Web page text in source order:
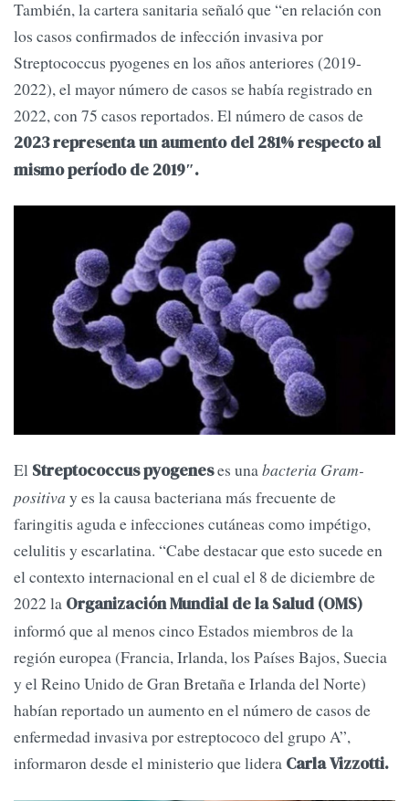
También, la cartera sanitaria señaló que “en relación con
los casos confirmados de infección invasiva por
Streptococcus pyogenes en los años anteriores (2019-
2022), el mayor número de casos se había registrado en
2022, con 75 casos reportados. El número de casos de
2023 representa un aumento del 281% respecto al
mismo período de 2019″.
El Streptococcus pyogeneses unabacteria Gram-
positiva y es la causa bacteriana más frecuente de
faringitis aguda e infecciones cutáneas como impétigo,
celulitis y escarlatina. “Cabe destacar que esto sucede en
el contexto internacional en el cual el 8 de diciembre de
2022 la Organización Mundial de la Salud (OMS)
informó que al menos cinco Estados miembros de la
región europea (Francia, Irlanda, los Países Bajos, Suecia
y el Reino Unido de Gran Bretaña e Irlanda del Norte)
habían reportado un aumento en el número de casos de
enfermedad invasiva por estreptococo del grupo A”,
informaron desde el ministerio que lidera Carla Vizzotti.